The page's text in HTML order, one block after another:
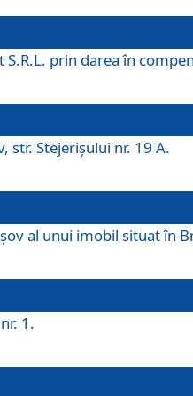
prin darea în
Stejerişului nr. 19 A.
al unui imobil situat în
1.